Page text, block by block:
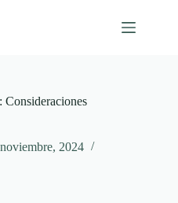
Consideraciones
2024